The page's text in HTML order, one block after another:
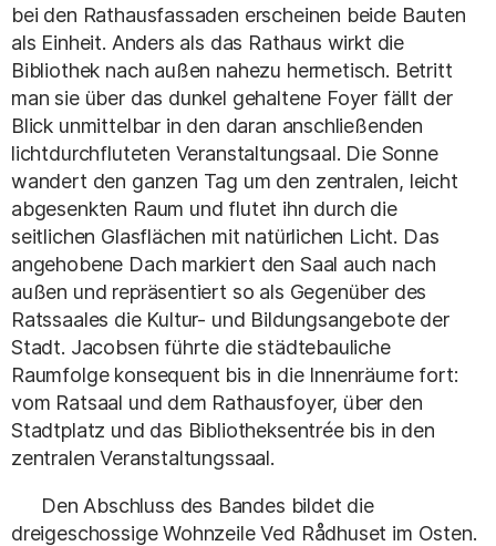
bei den Rathausfassaden erscheinen beide Bauten
als Einheit. Anders als das Rathaus wirkt die
Bibliothek nach außen nahezu hermetisch. Betritt
man sie über das dunkel gehaltene Foyer fällt der
Blick unmittelbar in den daran anschließenden
lichtdurchfluteten Veranstaltungsaal. Die Sonne
wandert den ganzen Tag um den zentralen, leicht
abgesenkten Raum und flutet ihn durch die
seitlichen Glasflächen mit natürlichen Licht. Das
angehobene Dach markiert den Saal auch nach
außen und repräsentiert so als Gegenüber des
Ratssaales die Kultur- und Bildungsangebote der
Stadt. Jacobsen führte die städtebauliche
Raumfolge konsequent bis in die Innenräume fort:
vom Ratsaal und dem Rathausfoyer, über den
Stadtplatz und das Bibliotheksentrée bis in den
zentralen Veranstaltungssaal.
Den Abschluss des Bandes bildet die
dreigeschossige Wohnzeile Ved Rådhuset im Osten.